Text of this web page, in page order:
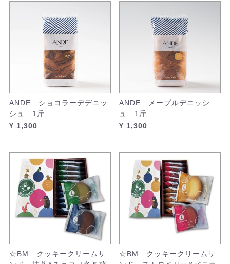
ANDE ショコラーデデニッ
シュ 1斤
¥ 1,300
ANDE メープルデニッシ
ュ 1斤
¥ 1,300
☆BM クッキークリームサ
☆BM クッキークリームサ